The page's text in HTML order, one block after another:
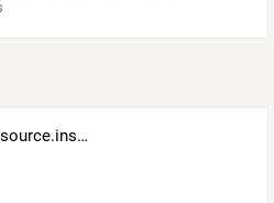
espace.ressource.insertion.apt.overblog.com